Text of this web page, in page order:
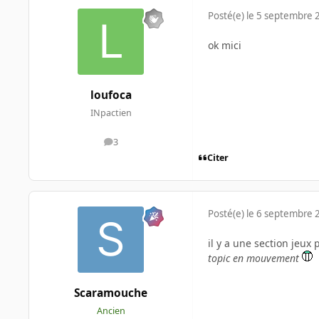
loufoca
INpactien
3
messages
Posté(e) le 5 septembre
ok mici
Citer
Scaramouche
Ancien
Posté(e) le 6 septembre
il y a une section jeux
topic en mouvement